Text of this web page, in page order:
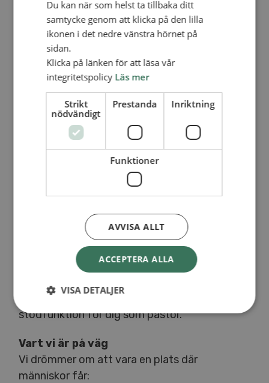
finns på plats och där vi vill bygga vidare
tillsammans.
I teamet idag finns:
• Pastor och för­sam­lings­fö­re­stån­da­re.
Arbetsleder våra medarbetare
• Pastor med hjärta för mission och särskilt
fokus på den äldre generationen
• Två ungdomsledare
• Administratör
• Koordinator och familjepedagog
• Förskolan Regnbågen, som drivs i kyrkans
regi och leds av vår rektor.
Församlingens styrelse består av personer
med erfarenhet från både offentlig och privat
sektor, och vi arbetar nära varandra i
strategiska frågor. Tillsammans med styrelsen
teologi och församlingens böneliv – en
stödfunktion för dig som pastor.
Vart vi är på väg
Vi drömmer om att vara en plats där
människor får:
Du kan när som helst ta tillbaka ditt
samtycke genom att klicka på den lilla
ikonen i det nedre vänstra hörnet på
sidan.
Klicka på länken för att läsa vår
integritetspolicy Läs mer
Strikt
nödvändigt
Prestanda Inriktning
Funktioner
ACCEPTERA ALLA
AVVISA ALLT
VISA DETALJER